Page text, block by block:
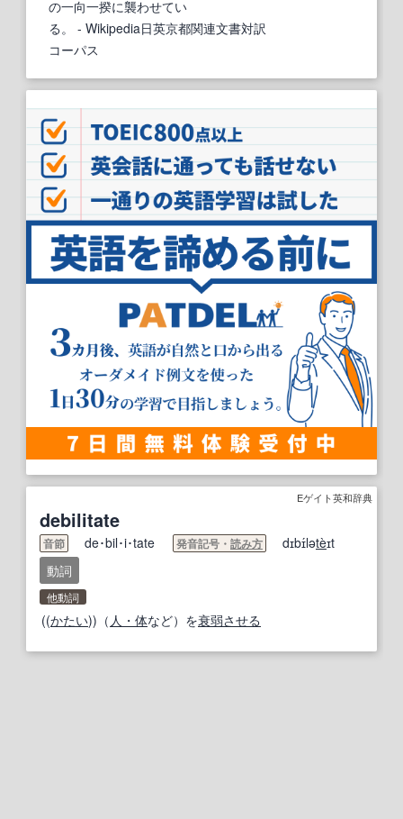
の一向一揆に襲わせてい
る。
- Wikipedia日英京都関連文書対訳
コーパス
Eゲイト英和辞典
debilitate
音節 de･bil･i･tate 発音記号・ 読み方 dɪbɪ́lətèɪt
動詞
他動詞
((かたい))（ 人・体など）を衰弱させる